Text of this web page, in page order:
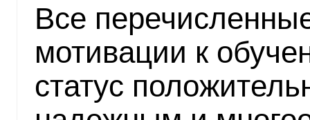
Все
мотивации к
статус